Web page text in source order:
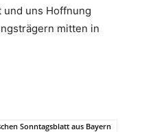
und uns Hoffnung
mitten in
Sonntagsblatt aus Bayern